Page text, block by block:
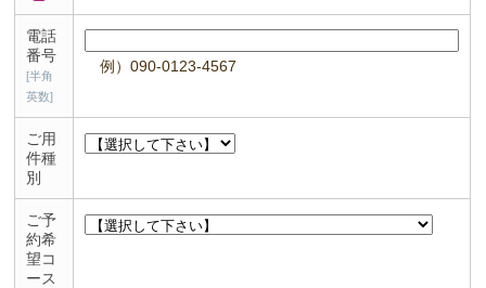
電話
番号
[半角
英数]
例）090-0123-4567
ご用
件種
別
ご予
約希
望コ
ース